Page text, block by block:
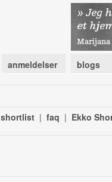
anmeldelser blogs
| faq | Ekko